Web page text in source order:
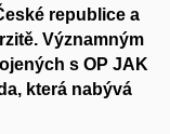
republice a
Významným
s OP JAK
která nabývá